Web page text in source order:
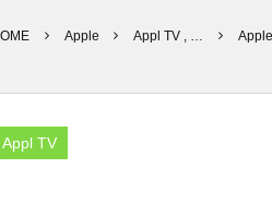
Apple Appl TV , …
Appl TV